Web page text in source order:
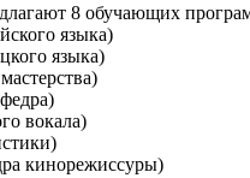
8 обучающих
языка)
языка)
вокала)
кинорежиссуры)